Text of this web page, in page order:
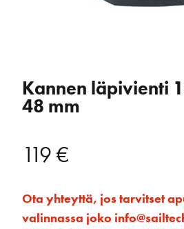
Kannen läpivienti
48 mm
119€
Ota yhteyttä, jos tarvitset
valinnassa joko